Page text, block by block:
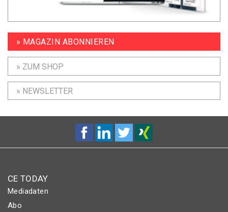
» MAGAZIN ABONNIEREN
» ZUM SHOP
» NEWSLETTER
CE TODAY
Mediadaten
Abo